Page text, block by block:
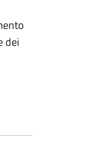
dei